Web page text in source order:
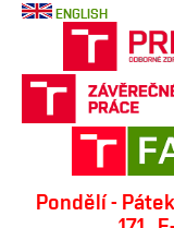
ENGLISH
Pondělí -